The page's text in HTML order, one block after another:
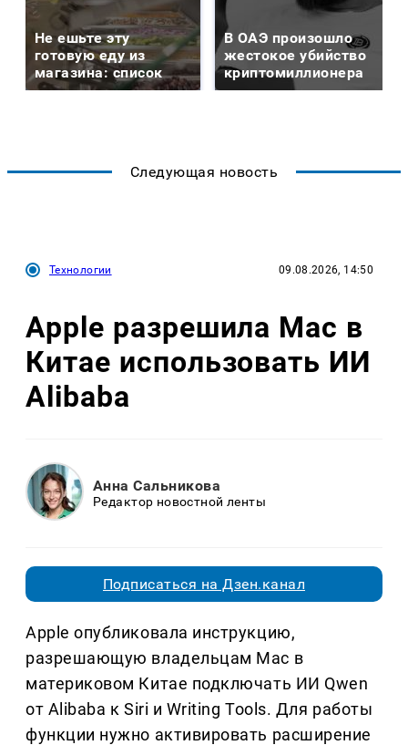
Не ешьте эту
готовую еду из
магазина: список
В ОАЭ произошло
жестокое убийство
криптомиллионера
Следующая новость
Технологии 09.08.2026, 14:50
Apple разрешила Mac в
Китае использовать ИИ
Alibaba
Анна Сальникова
Редактор новостной ленты
Подписаться на Дзен.канал
Apple опубликовала инструкцию,
разрешающую владельцам Mac в
материковом Китае подключать ИИ Qwen
от Alibaba к Siri и Writing Tools. Для работы
функции нужно активировать расширение